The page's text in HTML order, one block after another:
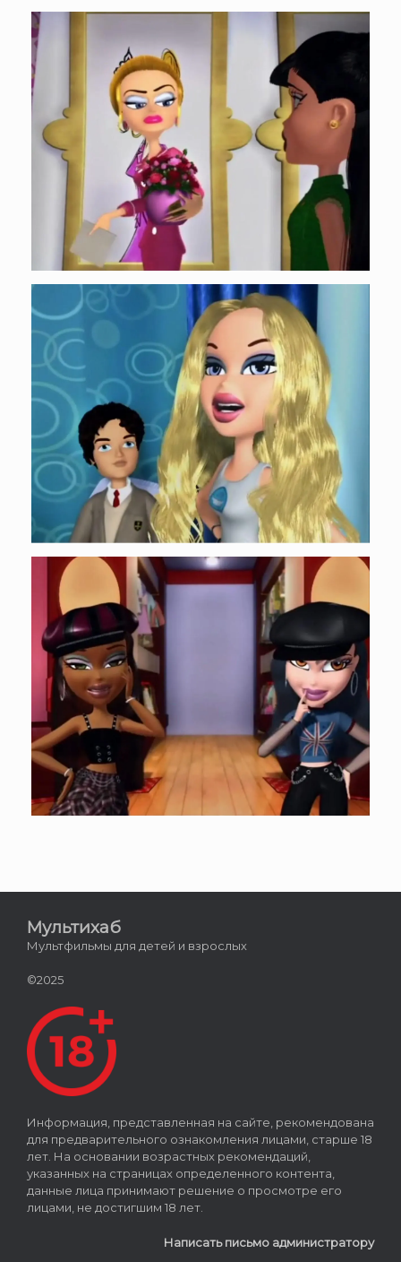
Мультихаб
Мультфильмы для детей и взрослых
©2025
Информация, представленная на сайте, рекомендована
для предварительного ознакомления лицами, старше 18
лет. На основании возрастных рекомендаций,
указанных на страницах определенного контента,
данные лица принимают решение о просмотре его
лицами, не достигшим 18 лет.
Написать письмо администратору